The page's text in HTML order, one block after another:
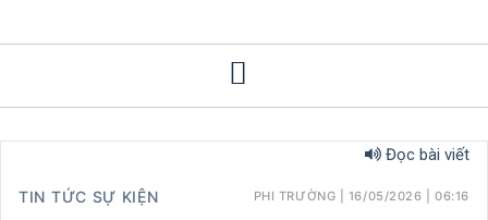
Đọc bài viết
TIN TỨC SỰ KIỆN PHI TRƯỜNG 16/05/2026 |06:16